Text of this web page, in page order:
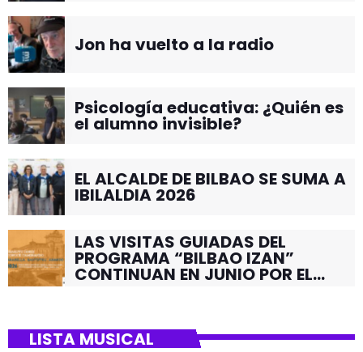
Jon ha vuelto a la radio
Psicología educativa: ¿Quién es
el alumno invisible?
EL ALCALDE DE BILBAO SE SUMA A
IBILALDIA 2026
LAS VISITAS GUIADAS DEL
PROGRAMA “BILBAO IZAN”
CONTINUAN EN JUNIO POR EL
LISTA MUSICAL